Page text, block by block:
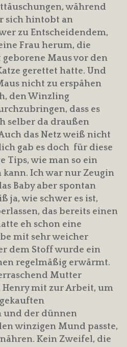
während
sich hintobt an
zu Entscheidendem,
Frau herum, die
Maus vor den
gerettet hatte. Und
nicht zu erspähen
den Winzling
dass es
selber da draußen
das Netz weiß nicht
gab es doch für diese
Tips, wie man so ein
Ich war nur Zeugin
Baby aber spontan
ja, wie schwer es ist,
das bereits einen
eh schon eine
mit sehr weicher
dem Stoff wurde ein
regelmäßig erwärmt.
Mutter
Henry mit zur Arbeit, um
und der dünnen
winzigen Mund passte,
Kein Zweifel, die